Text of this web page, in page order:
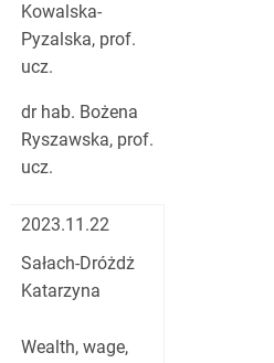
Kowalska-
Pyzalska, prof.
ucz.
dr hab. Bożena
Ryszawska, prof.
ucz.
2023.11.22
Sałach-Dróżdż
Katarzyna
Wealth, wage,